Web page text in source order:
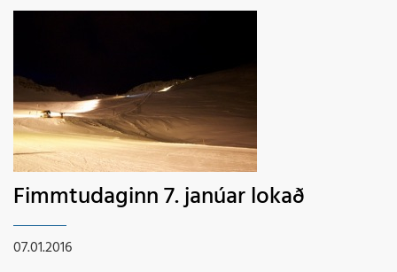
Fimmtudaginn 7. janúar lokað
07.01.2016